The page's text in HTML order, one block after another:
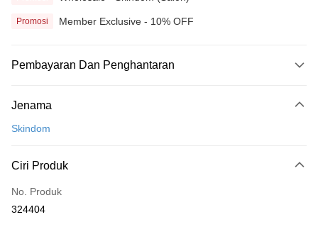
Promosi Member Exclusive - 10% OFF
Pembayaran Dan Penghantaran
Kad Kredit
Hanya menyokong Maybank, CIMB Bank, Public Bank, RHB Bank, Hong
Boost
Jenama
Skindom
Ciri Produk
No. Produk
324404